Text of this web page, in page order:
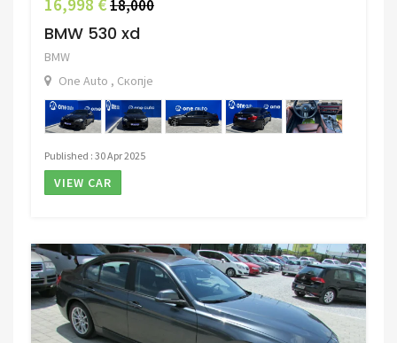
18,000
BMW 530 xd
BMW
One Auto , Скопје
Published : 30 Apr 2025
VIEW CAR